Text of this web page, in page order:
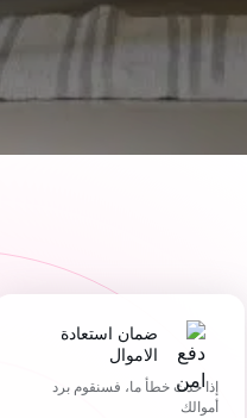
ضمان استعادة
الاموال
إذا حدث خطأ ما، فسنقوم برد
أموالك